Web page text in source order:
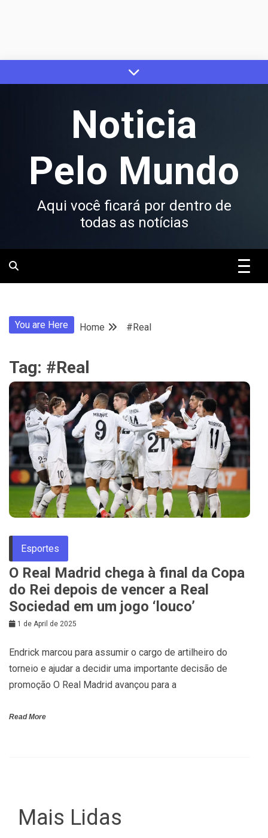
to
Noticia
Pelo Mundo
Aqui você ficará por dentro de
todas as notícias
You are Here Home #Real
Tag: #Real
Esportes
O Real Madrid chega à final da Copa
do Rei depois de vencer a Real
Sociedad em um jogo ‘louco’
1 de April de 2025
Endrick marcou para assumir o cargo de artilheiro do
torneio e ajudar a decidir uma importante decisão de
promoção O Real Madrid avançou para a
Read More
Mais Lidas